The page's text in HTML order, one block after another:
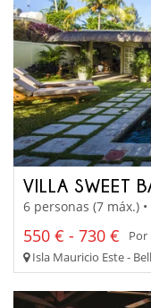
VILLA SWEET
6 personas (7 máx.)
550 € - 730 €
Por
Isla Mauricio Este -